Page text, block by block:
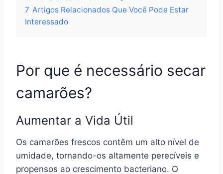
7 Artigos Relacionados Que Você Pode Estar
Interessado
Por que é necessário secar
camarões?
Aumentar a Vida Útil
Os camarões frescos contêm um alto nível de
umidade, tornando-os altamente perecíveis e
propensos ao crescimento bacteriano. O